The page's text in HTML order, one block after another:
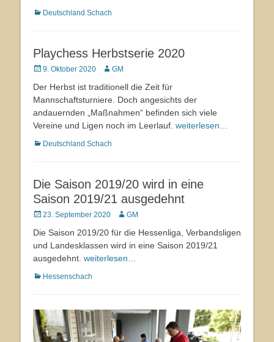
Kategorien
Deutschland Schach
Playchess Herbstserie 2020
Veröffentlicht
9. Oktober 2020 Autor
GM
Der Herbst ist traditionell die Zeit für
Mannschaftsturniere. Doch angesichts der
andauernden „Maßnahmen“ befinden sich viele
Vereine und Ligen noch im Leerlauf. weiterlesen…
Kategorien
Deutschland Schach
Die Saison 2019/20 wird in eine
Saison 2019/21 ausgedehnt
Veröffentlicht
23. September 2020 Autor
GM
Die Saison 2019/20 für die Hessenliga, Verbandsligen
und Landesklassen wird in eine Saison 2019/21
ausgedehnt. weiterlesen…
Kategorien
Hessenschach